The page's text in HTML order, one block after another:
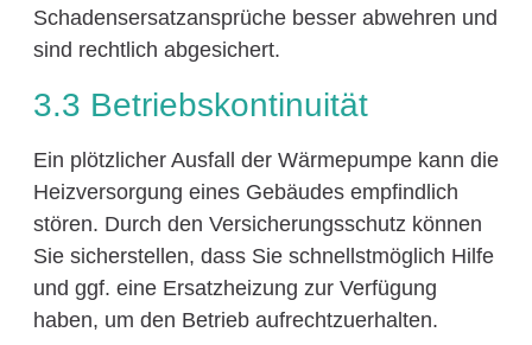
Schadensersatzansprüche besser abwehren und
sind rechtlich abgesichert.
3.3 Betriebskontinuität
Ein plötzlicher Ausfall der Wärmepumpe kann die
Heizversorgung eines Gebäudes empfindlich
stören. Durch den Versicherungsschutz können
Sie sicherstellen, dass Sie schnellstmöglich Hilfe
und ggf. eine Ersatzheizung zur Verfügung
haben, um den Betrieb aufrechtzuerhalten.